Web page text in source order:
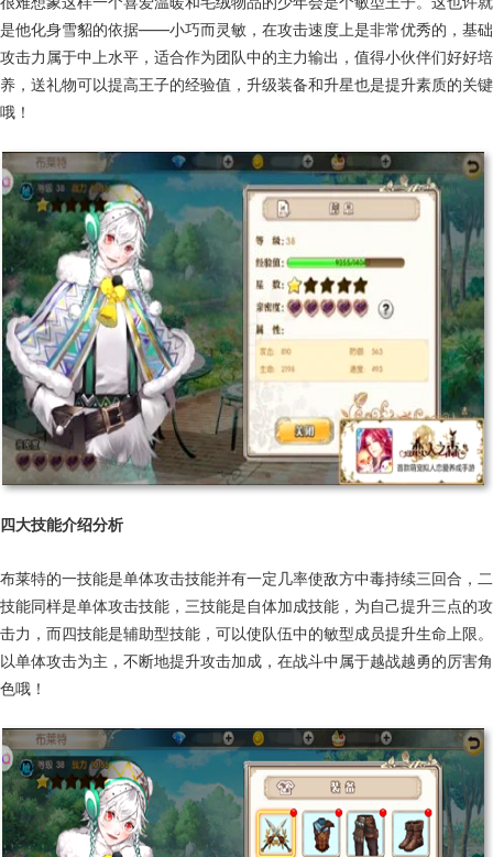
是他化身雪貂的依据——小巧而灵敏，在攻击速度上是非常优秀的，基础
攻击力属于中上水平，适合作为团队中的主力输出，值得小伙伴们好好培
养，送礼物可以提高王子的经验值，升级装备和升星也是提升素质的关键
哦！
四大技能介绍分析
布莱特的一技能是单体攻击技能并有一定几率使敌方中毒持续三回合，二
技能同样是单体攻击技能，三技能是自体加成技能，为自己提升三点的攻
击力，而四技能是辅助型技能，可以使队伍中的敏型成员提升生命上限。
以单体攻击为主，不断地提升攻击加成，在战斗中属于越战越勇的厉害角
色哦！